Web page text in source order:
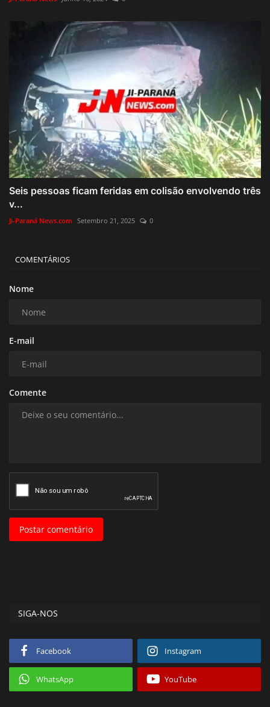
Seis pessoas ficam feridas em colisão envolvendo três
v...
Ji-Paraná News.com Setembro 21, 2025 0
COMENTÁRIOS
Nome
E-mail
Comente
Postar comentário
SIGA-NOS
Facebook Instagram
WhatsApp YouTube